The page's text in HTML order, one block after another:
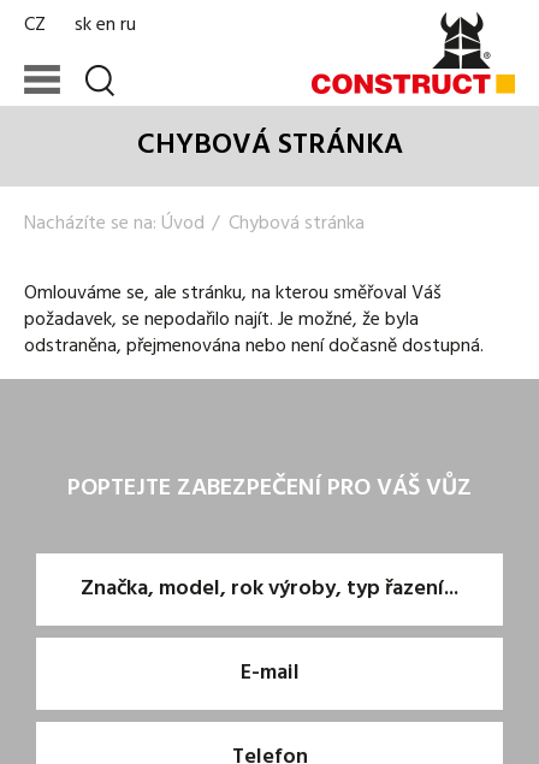
CZ skenru
CHYBOVÁ STRÁNKA
Nacházíte se na: Úvod Chybová stránka
Omlouváme se, ale stránku, na kterou směřoval Váš
požadavek, se nepodařilo najít. Je možné, že byla
odstraněna, přejmenována nebo není dočasně dostupná.
POPTEJTE ZABEZPEČENÍ PRO VÁŠ VŮZ